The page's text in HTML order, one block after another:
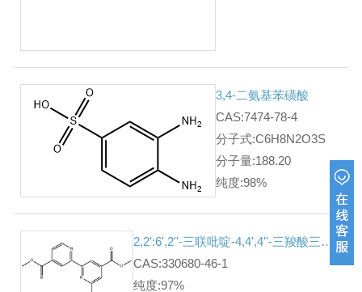
3,4-二氨基苯磺酸
CAS:7474-78-4
分子式:C6H8N2O3S
分子量:188.20
纯度:98%
2,2':6',2''-三联吡啶-4,4',4''-三羧酸三甲酯
CAS:330680-46-1
纯度:97%